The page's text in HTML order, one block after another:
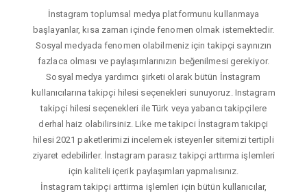
İnstagram toplumsal medya platformunu kullanmaya
başlayanlar, kısa zaman içinde fenomen olmak istemektedir.
Sosyal medyada fenomen olabilmeniz için takipçi sayınızın
fazlaca olması ve paylaşımlarınızın beğenilmesi gerekiyor.
Sosyal medya yardımcı şirketi olarak bütün İnstagram
kullanıcılarına takipçi hilesi seçenekleri sunuyoruz. Instagram
takipçi hilesi seçenekleri ile Türk veya yabancı takipçilere
derhal haiz olabilirsiniz. Like me takipci İnstagram takipçi
hilesi 2021 paketlerimizi incelemek isteyenler sitemizi tertipli
ziyaret edebilirler. İnstagram parasız takipçi arttırma işlemleri
için kaliteli içerik paylaşımları yapmalısınız.
İnstagram takipçi arttirma işlemleri için bütün kullanıcılar,